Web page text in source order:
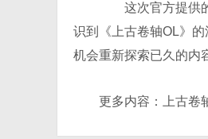
这次官方提供的
识到《上古卷轴OL》
机会重新探索已久的内
更多内容：上古卷